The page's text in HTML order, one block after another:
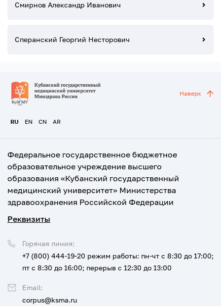
Смирнов Александр Иванович
Сперанский Георгий Несторович
RU EN CN AR
Наверх
Федеральное государственное бюджетное
образовательное учреждение высшего
образования «Кубанский государственный
медицинский университет» Министерства
здравоохранения Российской Федерации
Реквизиты
Горячая линия:
+7 (800) 444-19-20 режим работы: пн-чт с 8:30 до 17:00;
пт с 8:30 до 16:00; перерыв с 12:30 до 13:00
Email:
corpus@ksma.ru